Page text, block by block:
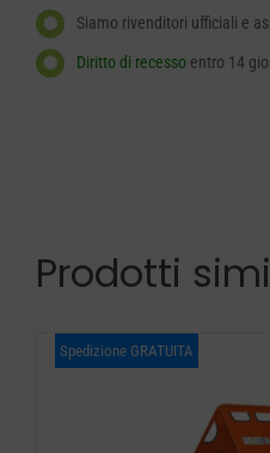
Siamo rivenditori ufficiali e
Diritto di recessoentro 14
Prodotti
Spedizione GRATUITA